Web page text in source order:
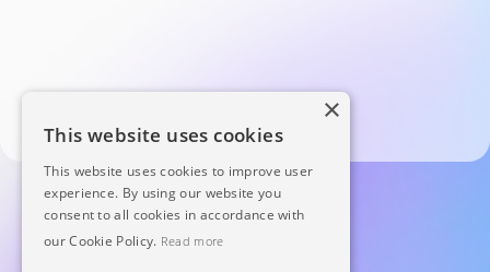
×
This website uses cookies
This website uses cookies to improve user
experience. By using our website you
consent to all cookies in accordance with
our Cookie Policy. Read more